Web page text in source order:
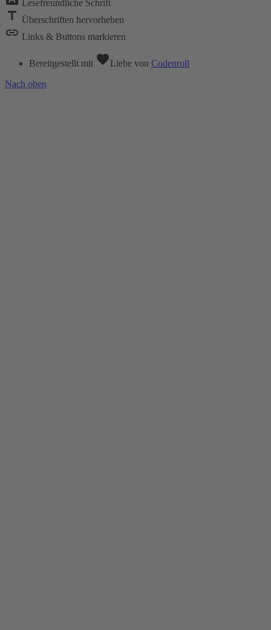
Lesefreundliche Schrift
title Überschriften hervorheben
link Links & Buttons markieren
Bereitgestellt mit favoriteLiebe von Codenroll
Nach oben